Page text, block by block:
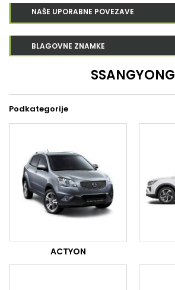
NAŠE UPORABNE POVEZAVE
BLAGOVNE ZNAMKE
SSANGYONG
Podkategorije
ACTYON